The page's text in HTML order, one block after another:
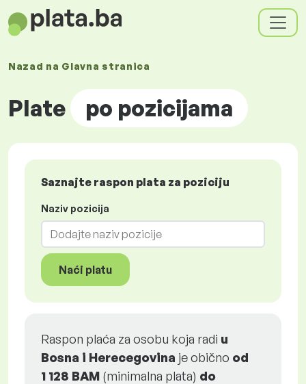
Nazad na Glavna stranica
Plate po pozicijama
Saznajte raspon plata za poziciju
Naziv pozicija
Naći platu
Raspon plaća za osobu koja radi u
Bosna i Herecegovina je obično od
1 128 BAM (minimalna plata) do